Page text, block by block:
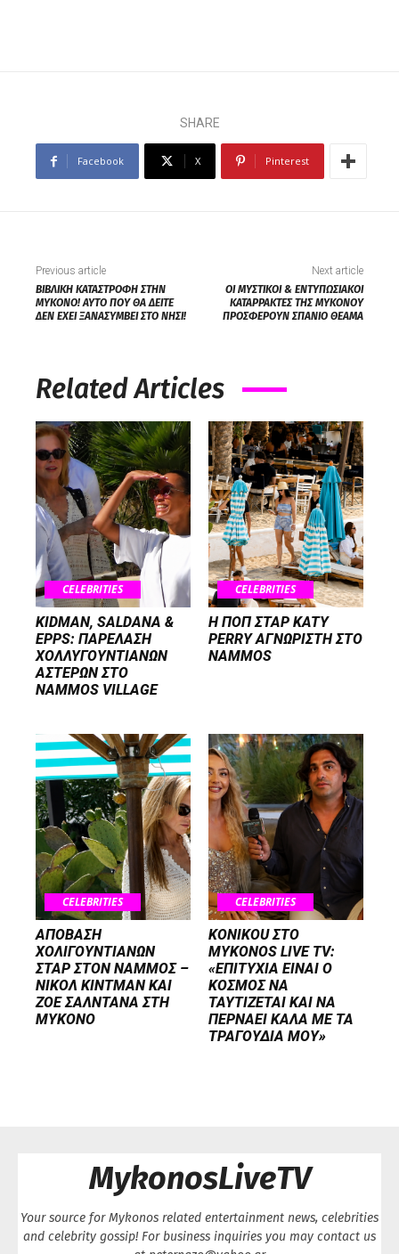
SHARE
Facebook X Pinterest
Previous article
ΒΙΒΛΙΚΗ ΚΑΤΑΣΤΡΟΦΗ ΣΤΗΝ
ΜΥΚΟΝΟ! ΑΥΤΟ ΠΟΥ ΘΑ ΔΕΙΤΕ
ΔΕΝ ΕΧΕΙ ΞΑΝΑΣΥΜΒΕΙ ΣΤΟ ΝΗΣΙ!
Next article
ΟΙ ΜΥΣΤΙΚΟΙ & ΕΝΤΥΠΩΣΙΑΚΟΙ
ΚΑΤΑΡΡΑΚΤΕΣ ΤΗΣ ΜΥΚΟΝΟΥ
ΠΡΟΣΦΕΡΟΥΝ ΣΠΑΝΙΟ ΘΕΑΜΑ
Related Articles
CELEBRITIES
KIDMAN, SALDANA &
EPPS: ΠΑΡΕΛΑΣΗ
ΧΟΛΛΥΓΟΥΝΤΙΑΝΩΝ
ΑΣΤΕΡΩΝ ΣΤΟ
NAMMOS VILLAGE
CELEBRITIES
H ΠΟΠ ΣΤΑΡ KATY
PERRY ΑΓΝΩΡΙΣΤΗ ΣΤΟ
NAMMOS
CELEBRITIES
ΑΠΟΒΑΣΗ
ΧΟΛΙΓΟΥΝΤΙΑΝΩΝ
ΣΤΑΡ ΣΤΟΝ NΑΜΜΟΣ –
ΝΙΚΟΛ ΚΙΝΤΜΑΝ ΚΑΙ
ΖΟΕ ΣΑΛΝΤΑΝΑ ΣΤΗ
ΜΥΚΟΝΟ
CELEBRITIES
KONIKOU ΣΤΟ
MYKONOS LIVE TV:
«ΕΠΙΤΥΧΙΑ ΕΙΝΑΙ Ο
ΚΟΣΜΟΣ ΝΑ
ΤΑΥΤΙΖΕΤΑΙ KAI ΝΑ
ΠΕΡΝΑΕΙ ΚΑΛΑ ΜΕ ΤΑ
ΤΡΑΓΟΥΔΙΑ ΜΟΥ»
MykonosLiveTV
Your source for Mykonos related entertainment news, celebrities
and celebrity gossip! For business inquiries you may contact us